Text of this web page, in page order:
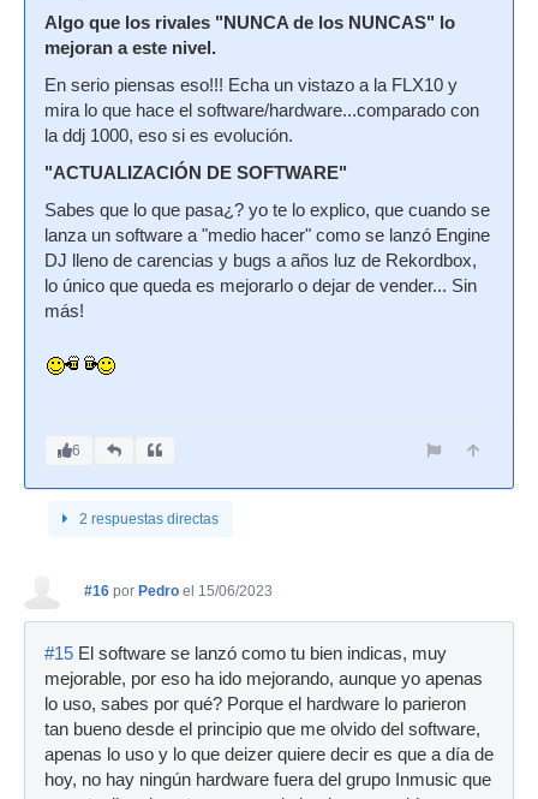
Algo que los rivales "NUNCA de los NUNCAS" lo
mejoran a este nivel.
En serio piensas eso!!! Echa un vistazo a la FLX10 y
mira lo que hace el software/hardware...comparado con
la ddj 1000, eso si es evolución.
"ACTUALIZACIÓN DE SOFTWARE"
Sabes que lo que pasa¿? yo te lo explico, que cuando se
lanza un software a "medio hacer" como se lanzó Engine
DJ lleno de carencias y bugs a años luz de Rekordbox,
lo único que queda es mejorarlo o dejar de vender... Sin
más!
6
2 respuestas directas
#16 por Pedro el 15/06/2023
#15 El software se lanzó como tu bien indicas, muy
mejorable, por eso ha ido mejorando, aunque yo apenas
lo uso, sabes por qué? Porque el hardware lo parieron
tan bueno desde el principio que me olvido del software,
apenas lo uso y lo que deizer quiere decir es que a día de
hoy, no hay ningún hardware fuera del grupo Inmusic que